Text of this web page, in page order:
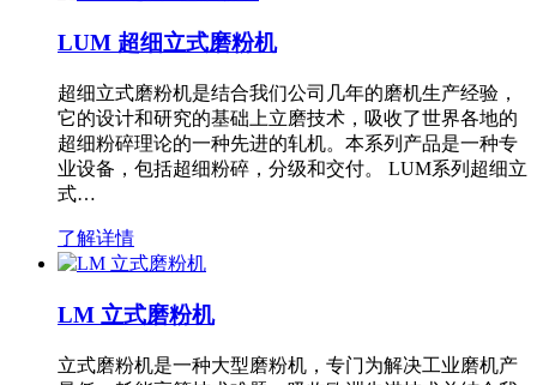
LUM 超细立式磨粉机
超细立式磨粉机是结合我们公司几年的磨机生产经验，
它的设计和研究的基础上立磨技术，吸收了世界各地的
超细粉碎理论的一种先进的轧机。本系列产品是一种专
业设备，包括超细粉碎，分级和交付。 LUM系列超细立
式…
了解详情
LM 立式磨粉机
立式磨粉机是一种大型磨粉机，专门为解决工业磨机产